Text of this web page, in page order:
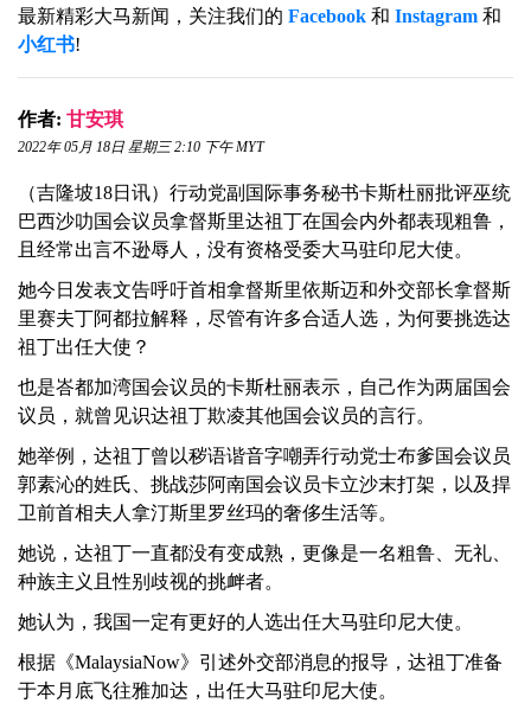
最新精彩大马新闻，关注我们的 Facebook 和 Instagram 和
小红书!
作者: 甘安琪
2022年 05月 18日 星期三 2:10 下午 MYT
（吉隆坡18日讯）行动党副国际事务秘书卡斯杜丽批评巫统
巴西沙叻国会议员拿督斯里达祖丁在国会内外都表现粗鲁，
且经常出言不逊辱人，没有资格受委大马驻印尼大使。
她今日发表文告呼吁首相拿督斯里依斯迈和外交部长拿督斯
里赛夫丁阿都拉解释，尽管有许多合适人选，为何要挑选达
祖丁出任大使？
也是峇都加湾国会议员的卡斯杜丽表示，自己作为两届国会
议员，就曾见识达祖丁欺凌其他国会议员的言行。
她举例，达祖丁曾以秽语谐音字嘲弄行动党士布爹国会议员
郭素沁的姓氏、挑战莎阿南国会议员卡立沙末打架，以及捍
卫前首相夫人拿汀斯里罗丝玛的奢侈生活等。
她说，达祖丁一直都没有变成熟，更像是一名粗鲁、无礼、
种族主义且性别歧视的挑衅者。
她认为，我国一定有更好的人选出任大马驻印尼大使。
根据《MalaysiaNow》引述外交部消息的报导，达祖丁准备
于本月底飞往雅加达，出任大马驻印尼大使。